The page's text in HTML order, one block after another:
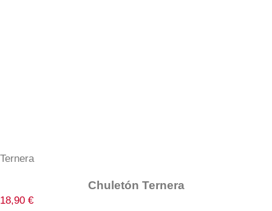
Ternera
Chuletón Ternera
18,90 €